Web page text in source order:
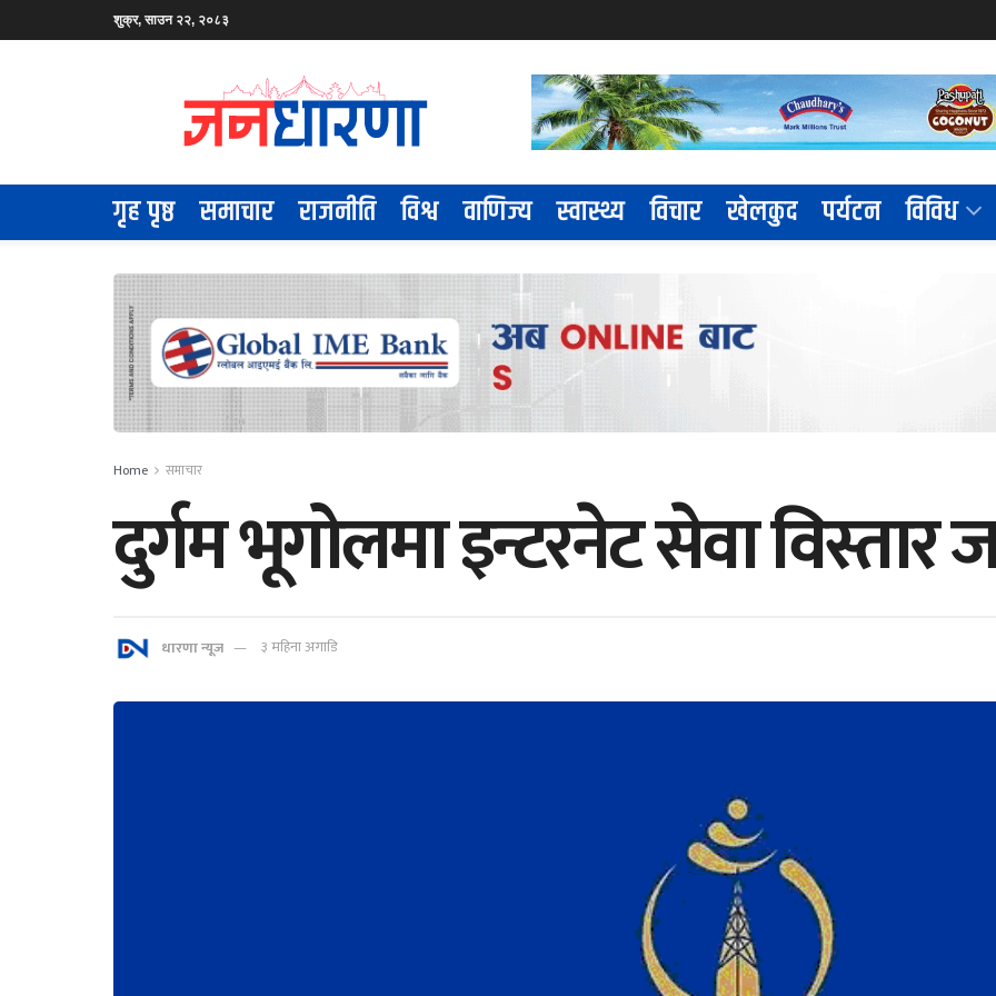
शुक्र, साउन २२, २०८३
गृह पृष्ठ समाचार राजनीति विश्व वाणिज्य स्वास्थ्य विचार खेलकुद पर्यटन विविध
Home समाचार
दुर्गम भूगोलमा इन्टरनेट सेवा विस्तार
धारणा न्यूज ३ महिना अगाडि